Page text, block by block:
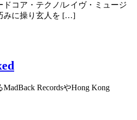
コア・テクノ/レイヴ・ミュージ
みに操り玄人を […]
RecordsやHong Kong